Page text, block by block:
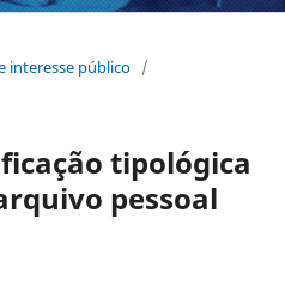
interesse público /
tipológica
pessoal